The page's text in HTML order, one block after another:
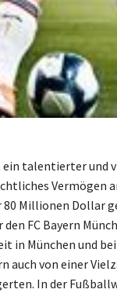
ein talentierter und
Vermögen
80 Millionen Dollar
FC Bayern
in München und
auch von einer
In der